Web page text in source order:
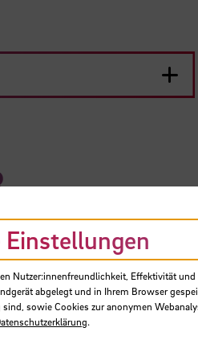
Einstellungen
Nutzer:innenfreundlichkeit, Effektivität
abgelegt und in Ihrem Browser
sowie Cookies zur anonymen
.